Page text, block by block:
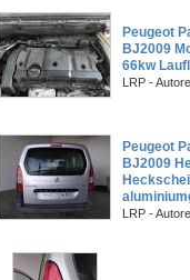
Peugeot
BJ2009
66kw
LRP -
Peugeot
BJ2009
LRP -